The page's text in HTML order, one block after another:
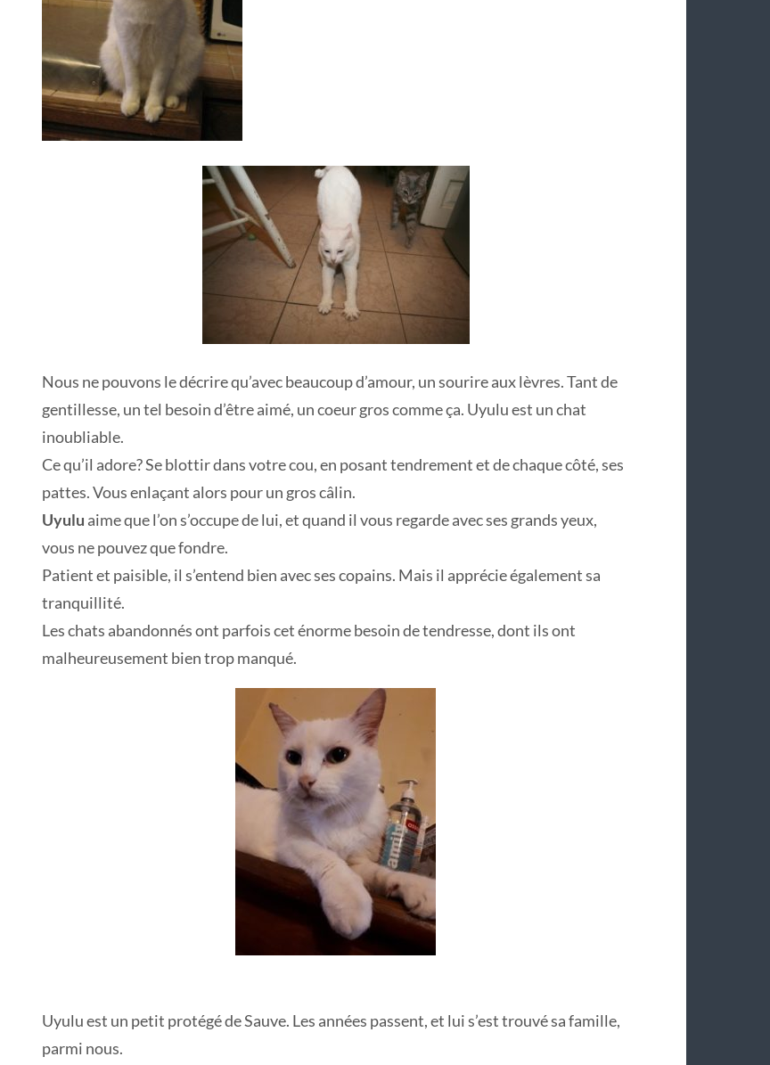
Nous ne pouvons le décrire qu’avec beaucoup d’amour, un sourire aux lèvres. Tant de
gentillesse, un tel besoin d’être aimé, un coeur gros comme ça. Uyulu est un chat
inoubliable.
Ce qu’il adore? Se blottir dans votre cou, en posant tendrement et de chaque côté, ses
pattes. Vous enlaçant alors pour un gros câlin.
Uyulu aime que l’on s’occupe de lui, et quand il vous regarde avec ses grands yeux,
vous ne pouvez que fondre.
Patient et paisible, il s’entend bien avec ses copains. Mais il apprécie également sa
tranquillité.
Les chats abandonnés ont parfois cet énorme besoin de tendresse, dont ils ont
malheureusement bien trop manqué.
Uyulu est un petit protégé de Sauve. Les années passent, et lui s’est trouvé sa famille,
parmi nous.